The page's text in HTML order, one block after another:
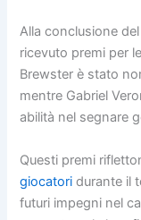
Alla conclusione
ricevuto premi per
Brewster è stato
mentre Gabriel
abilità nel segnare
Questi premi
giocatori durante il
futuri impegni nel